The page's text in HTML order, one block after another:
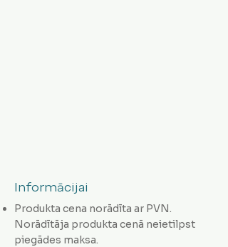
Informācijai
Produkta cena norādīta ar PVN.
Norādītāja produkta cenā neietilpst
piegādes maksa.